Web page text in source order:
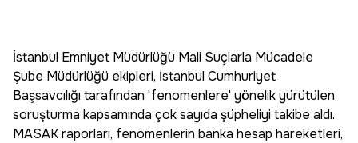
İstanbul Emniyet Müdürlüğü Mali Suçlarla Mücadele
Şube Müdürlüğü ekipleri, İstanbul Cumhuriyet
Başsavcılığı tarafından 'fenomenlere' yönelik yürütülen
soruşturma kapsamında çok sayıda şüpheliyi takibe aldı.
MASAK raporları, fenomenlerin banka hesap hareketleri,